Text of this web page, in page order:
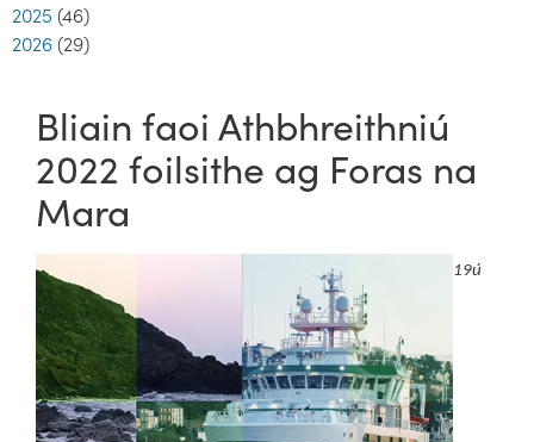
2025 (46)
2026 (29)
Bliain faoi Athbhreithniú
2022 foilsithe ag Foras na
Mara
19ú